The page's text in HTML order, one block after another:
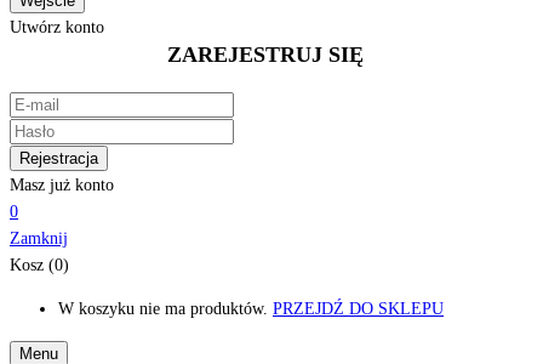
Utwórz konto
ZAREJESTRUJ SIĘ
Masz już konto
0
Zamknij
Kosz (0)
W koszyku nie ma produktów. PRZEJDŹ DO SKLEPU
Menu